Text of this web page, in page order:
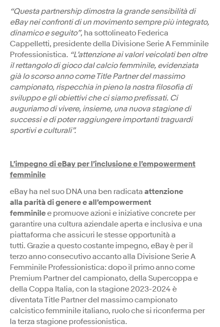
“Questa partnership dimostra la grande sensibilità di
eBay nei confronti di un movimento sempre più integrato,
dinamico e seguito”, ha sottolineato Federica
Cappelletti, presidente della Divisione Serie A Femminile
Professionistica. “L’attenzione ai valori veicolati ben oltre
il rettangolo di gioco dal calcio femminile, evidenziata
già lo scorso anno come Title Partner del massimo
campionato, rispecchia in pieno la nostra filosofia di
sviluppo e gli obiettivi che ci siamo prefissati. Ci
auguriamo di vivere, insieme, una nuova stagione di
successi e di poter raggiungere importanti traguardi
sportivi e culturali”.
L’impegno di eBay per l’inclusione e l’empowerment
femminile
eBay ha nel suo DNA una ben radicata attenzione
alla parità di genere e all’empowerment
femminilee promuove azioni e iniziative concrete per
garantire una cultura aziendale aperta e inclusiva e una
piattaforma che assicuri le stesse opportunità a
tutti. Grazie a questo costante impegno, eBay è per il
terzo anno consecutivo accanto alla Divisione Serie A
Femminile Professionistica: dopo il primo anno come
Premium Partner del campionato, della Supercoppa e
della Coppa Italia, con la stagione 2023-2024 è
diventata Title Partner del massimo campionato
calcistico femminile italiano, ruolo che si riconferma per
la terza stagione professionistica.